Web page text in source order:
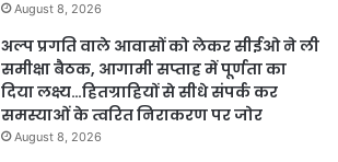
August 8, 2026
अल्प प्रगति वाले आवासों को लेकर सीईओ ने ली
समीक्षा बैठक, आगामी सप्ताह में पूर्णता का
दिया लक्ष्य…हितग्राहियों से सीधे संपर्क कर
समस्याओं के त्वरित निराकरण पर जोर
August 8, 2026